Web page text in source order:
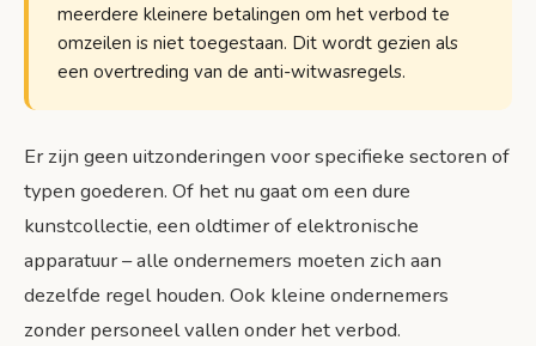
meerdere kleinere betalingen om het verbod te
omzeilen is niet toegestaan. Dit wordt gezien als
een overtreding van de anti-witwasregels.
Er zijn geen uitzonderingen voor specifieke sectoren of
typen goederen. Of het nu gaat om een dure
kunstcollectie, een oldtimer of elektronische
apparatuur – alle ondernemers moeten zich aan
dezelfde regel houden. Ook kleine ondernemers
zonder personeel vallen onder het verbod.